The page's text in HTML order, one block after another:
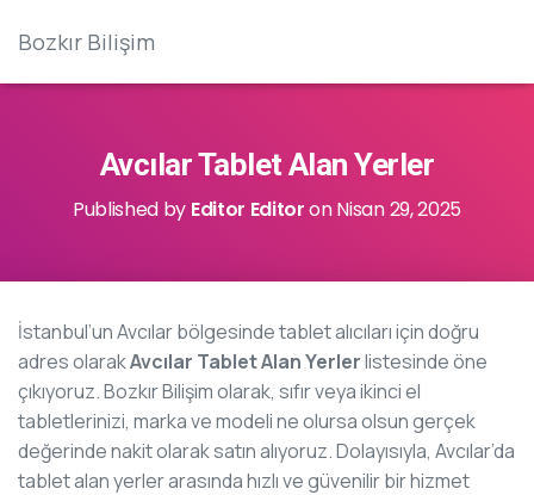
Bozkır Bilişim
Avcılar Tablet Alan Yerler
Published by Editor EditoronNisan 29, 2025
İstanbul’un Avcılar bölgesinde tablet alıcıları için doğru
adres olarakAvcılar Tablet Alan Yerlerlistesinde öne
çıkıyoruz. Bozkır Bilişim olarak, sıfır veya ikinci el
tabletlerinizi, marka ve modeli ne olursa olsun gerçek
değerinde nakit olarak satın alıyoruz. Dolayısıyla, Avcılar’da
tablet alan yerler arasında hızlı ve güvenilir bir hizmet